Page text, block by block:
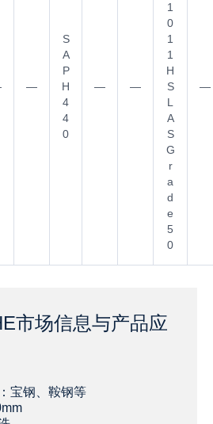
—
S
A
P
H
4
4
0
— —
1
0
1
1
H
S
L
A
S
G
r
a
d
e
5
0
—
市场信息与产品应
宝钢、鞍钢等